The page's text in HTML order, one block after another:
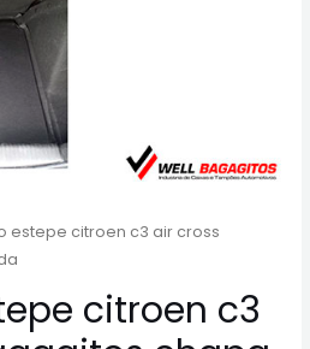
estepe citroen c3 air cross
citroen c3